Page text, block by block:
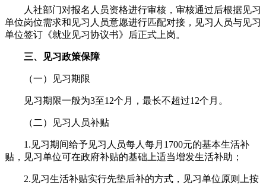
人社部门对报名人员资格进行审核，审核通过后根据见习
单位岗位需求和见习人员意愿进行匹配对接，见习人员与见习
单位签订《就业见习协议书》后正式上岗。
三、见习政策保障
（一）见习期限
见习期限一般为3至12个月，最长不超过12个月。
（二）见习人员补贴
1.见习期间给予见习人员每人每月1700元的基本生活补
贴，见习单位可在政府补贴的基础上适当增发生活补助；
2.见习生活补贴实行先垫后补的方式，见习单位原则上按